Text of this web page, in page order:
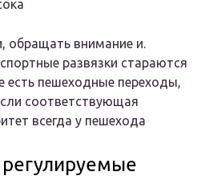
обращать внимание и.
развязки стараются
есть пешеходные переходы,
соответствующая
всегда у пешехода